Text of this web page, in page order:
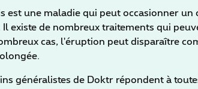
est une maladie qui peut occasionner
Il existe de nombreux traitements qui
cas, l'éruption peut disparaître
généralistes de Doktr répondent à